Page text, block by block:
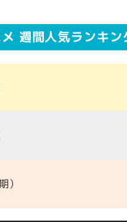
週間人気ランキン
）